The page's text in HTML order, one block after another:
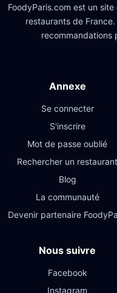
FoodyParis.com est un
restaurants de
recommandations
Annexe
Se connecter
S'inscrire
Mot de passe oublié
Rechercher un restaurant
Blog
La communauté
Devenir partenaire
Nous suivre
Facebook
Instagram